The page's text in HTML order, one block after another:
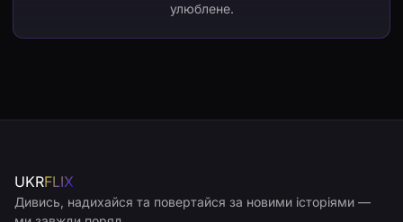
улюблене.
UKRFLIX
Дивись, надихайся та повертайся за новими історіями —